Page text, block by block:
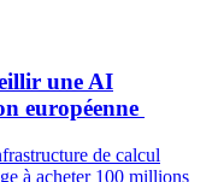
une AI
européenne
de calcul
à acheter 100 millions